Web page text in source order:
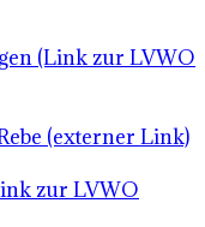
(Link zur LVWO
(externer Link)
zur LVWO